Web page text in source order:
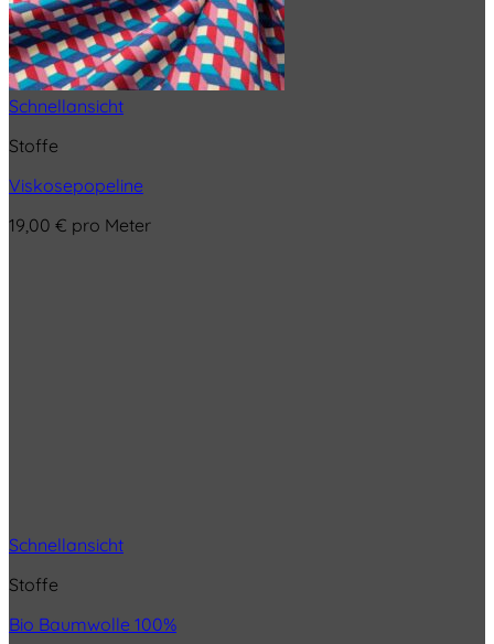
Schnellansicht
Stoffe
Viskosepopeline
19,00 € pro Meter
Schnellansicht
Stoffe
Bio Baumwolle 100%